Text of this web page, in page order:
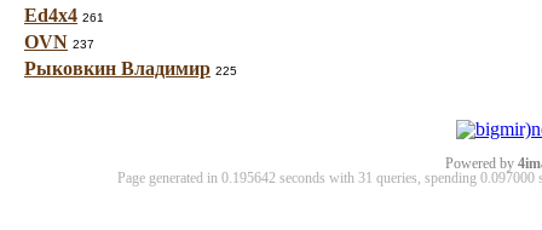
Ed4x4 261
OVN 237
Рыковкин Владимир 225
Powered by
Page generated in 0.195642 seconds with 31 queries, spending